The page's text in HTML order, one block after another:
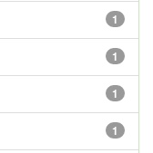
1
1
1
1